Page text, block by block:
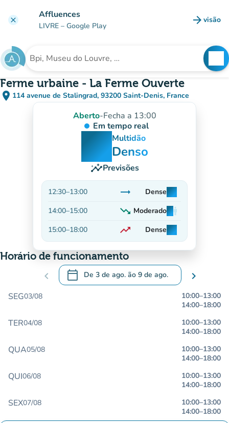
clear Affluences
LIVRE – Google Play arrow_forward visão
(novo
Procura uma instituição
Ferme urbaine - La Ferme Ouverte
place 114 avenue de Stalingrad, 93200 Saint-Denis, France
(abrir no Google Maps)
(novo separador)
Aberto-Fecha a 13:00
Em tempo real
man
man
manMultidão
Denso
insightsPrevisões
12:30–13:00 trending_flat Denseman
man
man
14:00–15:00 trending_down Moderadoman
man
man
15:00–18:00 trending_up
Em alta
Denseman
man
man
Horário de funcionamento
chevron_left calendar_today De 3 de ago. ão 9 de ago.
.Abra o calendário para alterar as datas
chevron_right
SEG03/08 10:00–13:00
14:00–18:00
TER04/08 10:00–13:00
14:00–18:00
QUA05/08 10:00–13:00
14:00–18:00
QUI06/08 10:00–13:00
14:00–18:00
SEX07/08 10:00–13:00
14:00–18:00